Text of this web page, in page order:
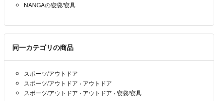
NANGAの寝袋/寝具
同一カテゴリの商品
スポーツ/アウトドア
スポーツ/アウトドア › アウトドア
スポーツ/アウトドア › アウトドア › 寝袋/寝具